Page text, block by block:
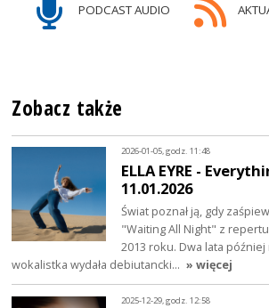
PODCAST AUDIO
Zobacz także
2026-01-05, godz. 11:48
ELLA EYRE -
11.01.2026
Świat poznał ją, gdy
"Waiting All Night" z
2013 roku. Dwa lata
wokalistka wydała debiutancki… » więcej
2025-12-29, godz. 12:58